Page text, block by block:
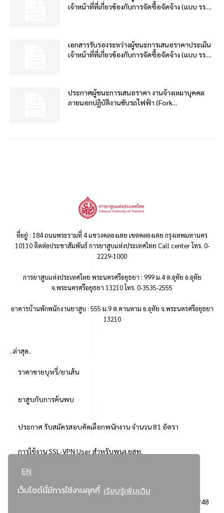
EN
เว็บไซต์นี้มีการใช้งานคุกกี้ เรียนรู้เพิ่มเติม
เจ้าหน้าที่ที่เกี่ยวข้องกับการจัดซื้อจัดจ้าง (แบบ รร....
เอกสารรับรองระหว่างผู้ชนะการเสนอราคาประเมิน
เจ้าหน้าที่ที่เกี่ยวข้องกับการจัดซื้อจัดจ้าง (แบบ รร....
ประกาศผู้ชนะการเสนอราคา งานจ้างเหมาบุคคล
ภายนอกปฏิบัติงานขับรถไฟฟ้า (Fork...
ที่อยู่ : 184 ถนนพระรามที่ 4 แขวงคลองเตย เขตคลองเตย กรุงเทพมหานคร
10110 ติดต่อประชาสัมพันธ์ การยาสูบแห่งประเทศไทย Call center โทร. 0-
2229-1000
การยาสูบแห่งประเทศไทย พระนครศรีอยุธยา : 999 ม.4 ต.อุทัย อ.อุทัย
จ.พระนครศรีอยุธยา 13210 โทร. 0-3535-2555
อาคารบ้านพักพนักงานยาสูบ : 555 ม.9 ต.คานหาม อ.อุทัย จ.พระนครศรีอยุธยา
13210
..ล่าสุด..
ราคาขายบุหรี่/ยาเส้น
ยาสูบกับการค้นพบ
ประกาศ รับสมัครสอบคัดเลือกพนักงาน จำนวน 81 อัตรา
การใช้งาน SSL-VPN User สำหรับพนง.ยสท.
..ยอดนิยม..
3248